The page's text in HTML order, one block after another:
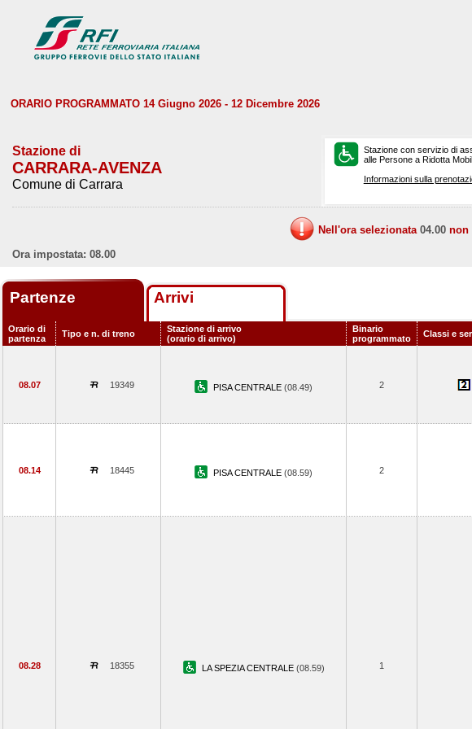
ORARIO PROGRAMMATO 14 Giugno 2026 - 12 Dicembre 2026
Stazione di
CARRARA-AVENZA
Comune di Carrara
Stazione con servizio di
alle Persone a Ridotta
Informazioni sulla
Nell'ora selezionata 04.00 non
Ora impostata: 08.00
Partenze Arrivi
Orario di
partenza
Tipo e n. di treno
Stazione di arrivo
(orario di arrivo)
Binario
programmato
Classi e
08.07 19349 PISA CENTRALE (08.49) 2
08.14 18445 PISA CENTRALE (08.59) 2
08.28 18355 LA SPEZIA CENTRALE (08.59) 1